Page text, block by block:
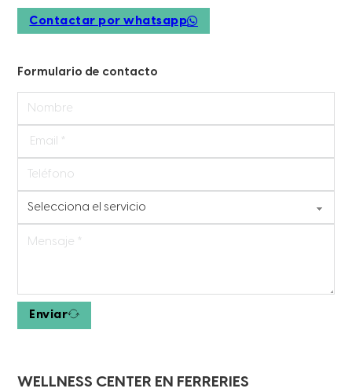
Contactar por whatsapp
Formulario de contacto
Enviar
WELLNESS CENTER EN FERRERIES